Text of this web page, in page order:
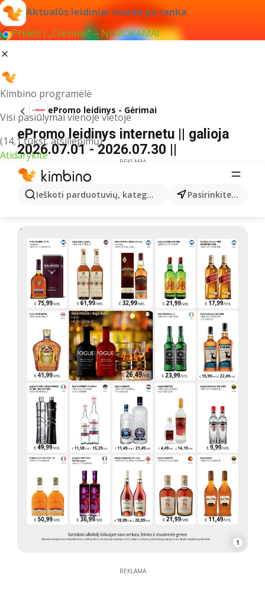
Aktualūs leidiniai visada po ranka
Pridėti į „Chrome“ – NEMOKAMAI
Kimbino programėlė
Visi pasiūlymai vienoje vietoje
(14,1 tūkst. atsiliepimų)
Atidarykite
Ieškoti parduotuvių, kategorijų, produktų... Pasirinkite miestą
ePromo leidinys - Gėrimai
ePromo leidinys internetu || galioja
2026.07.01 - 2026.07.30 ||
REKLAMA
1
REKLAMA